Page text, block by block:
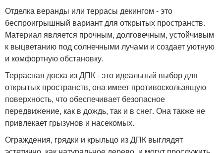
Отделка веранды или террасы декингом - это
беспроигрышный вариант для открытых пространств.
Материал является прочным, долговечным, устойчивым
к выцветанию под солнечными лучами и создает уютную
и комфортную обстановку.
Террасная доска из ДПК - это идеальный выбор для
открытых пространств, она имеет противоскользящую
поверхность, что обеспечивает безопасное
передвижение, как в дождь, так и в снег. Она также не
привлекает грызунов и насекомых.
Ограждения, грядки и крыльцо из ДПК выглядят